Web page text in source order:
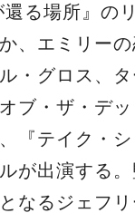
る場所』の
、エミリー
・グロス、
ブ・ザ・デッ
『テイク・シ
が出演する
なるジェフ